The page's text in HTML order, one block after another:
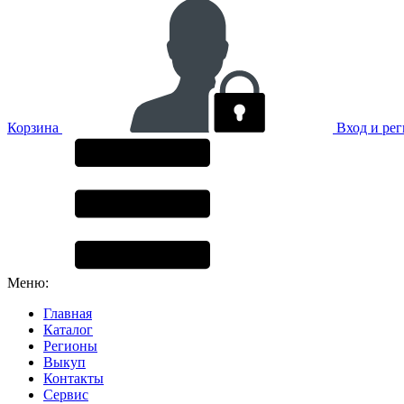
Корзина Вход и
Меню:
Главная
Каталог
Регионы
Выкуп
Контакты
Сервис